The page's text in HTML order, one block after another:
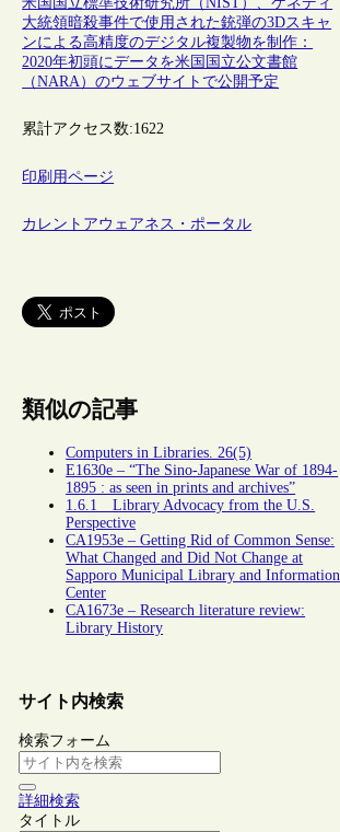
大統領暗殺事件で使用された銃弾の3Dスキャ
ンによる高精度のデジタル複製物を制作：
2020年初頭にデータを米国国立公文書館
（NARA）のウェブサイトで公開予定
累計アクセス数:1622
印刷用ページ
カレントアウェアネス・ポータル
類似の記事
Computers in Libraries. 26(5)
E1630e – “The Sino-Japanese War of 1894-
1895 : as seen in prints and archives”
1.6.1 Library Advocacy from the U.S.
Perspective
CA1953e – Getting Rid of Common Sense:
What Changed and Did Not Change at
Sapporo Municipal Library and Information
Center
CA1673e – Research literature review:
Library History
サイト内検索
検索フォーム
詳細検索
タイトル